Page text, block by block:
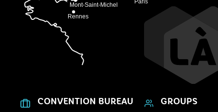
CONVENTION BUREAU GROUPS